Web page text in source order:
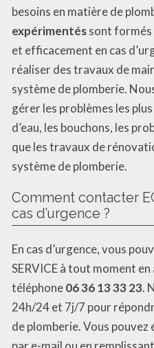
besoins en matière de
expérimentéssont
et efficacement en cas
réaliser des travaux de
système de plomberie.
gérer les problèmes les
d’eau, les bouchons, les
que les travaux de
système de plomberie.
Comment contacter
cas d’urgence ?
En cas d’urgence, vous
SERVICE à tout moment
téléphone06 36 13 33 23.
24h/24 et 7j/7 pour
de plomberie. Vous